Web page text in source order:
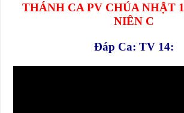
THÁNH CA PV CHÚA NHẬT
NIÊN C
Đáp Ca: TV 14: